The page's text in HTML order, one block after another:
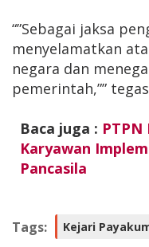
“”Sebagai jaksa
menyelamatkan
negara dan
pemerintah,””
Baca juga : PTPN
Karyawan
Pancasila
Tags: Kejari